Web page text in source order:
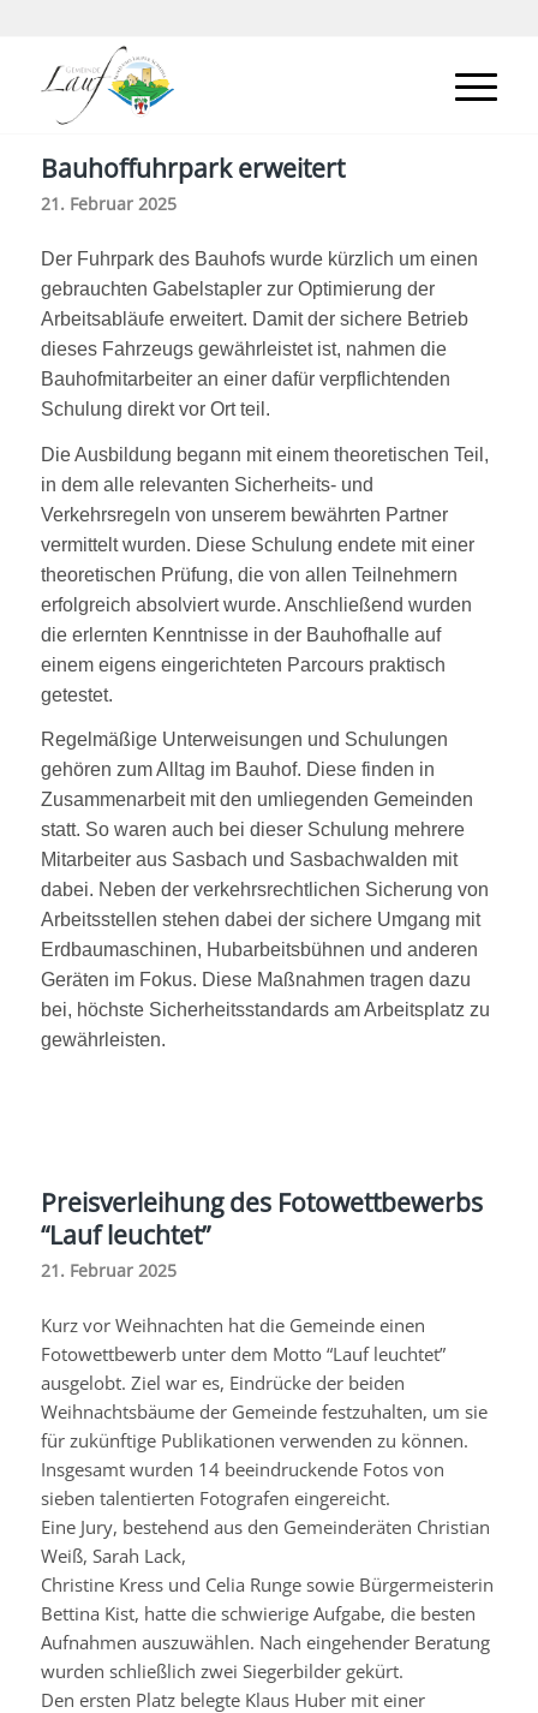
Bauhoffuhrpark erweitert
21. Februar 2025
Der Fuhrpark des Bauhofs wurde kürzlich um einen
gebrauchten Gabelstapler zur Optimierung der
Arbeitsabläufe erweitert. Damit der sichere Betrieb
dieses Fahrzeugs gewährleistet ist, nahmen die
Bauhofmitarbeiter an einer dafür verpflichtenden
Schulung direkt vor Ort teil.
Die Ausbildung begann mit einem theoretischen Teil,
in dem alle relevanten Sicherheits- und
Verkehrsregeln von unserem bewährten Partner
vermittelt wurden. Diese Schulung endete mit einer
theoretischen Prüfung, die von allen Teilnehmern
erfolgreich absolviert wurde. Anschließend wurden
die erlernten Kenntnisse in der Bauhofhalle auf
einem eigens eingerichteten Parcours praktisch
getestet.
Regelmäßige Unterweisungen und Schulungen
gehören zum Alltag im Bauhof. Diese finden in
Zusammenarbeit mit den umliegenden Gemeinden
statt. So waren auch bei dieser Schulung mehrere
Mitarbeiter aus Sasbach und Sasbachwalden mit
dabei. Neben der verkehrsrechtlichen Sicherung von
Arbeitsstellen stehen dabei der sichere Umgang mit
Erdbaumaschinen, Hubarbeitsbühnen und anderen
Geräten im Fokus. Diese Maßnahmen tragen dazu
bei, höchste Sicherheitsstandards am Arbeitsplatz zu
gewährleisten.
Preisverleihung des Fotowettbewerbs
“Lauf leuchtet”
21. Februar 2025
Kurz vor Weihnachten hat die Gemeinde einen
Fotowettbewerb unter dem Motto “Lauf leuchtet”
ausgelobt. Ziel war es, Eindrücke der beiden
Weihnachtsbäume der Gemeinde festzuhalten, um sie
für zukünftige Publikationen verwenden zu können.
Insgesamt wurden 14 beeindruckende Fotos von
sieben talentierten Fotografen eingereicht.
Eine Jury, bestehend aus den Gemeinderäten Christian
Weiß, Sarah Lack,
Christine Kressund Celia Rungesowie Bürgermeisterin
Bettina Kist, hatte die schwierige Aufgabe, die besten
Aufnahmen auszuwählen. Nach eingehender Beratung
wurden schließlich zwei Siegerbilder gekürt.
Den ersten Platz belegte Klaus Huber mit einer